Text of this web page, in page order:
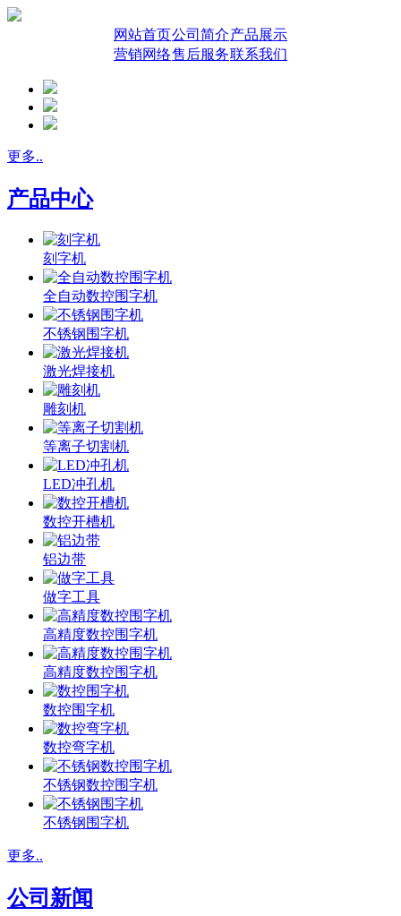
网站首页公司简介产品展示
营销网络售后服务联系我们
更多..
产品中心
刻字机
全自动数控围字机
不锈钢围字机
激光焊接机
雕刻机
等离子切割机
LED冲孔机
数控开槽机
铝边带
做字工具
高精度数控围字机
高精度数控围字机
数控围字机
数控弯字机
不锈钢数控围字机
不锈钢围字机
更多..
公司新闻